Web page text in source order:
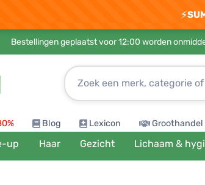
⚡
Bestellingen geplaatst voor 12:00 worden
Blog Lexicon Groothandel
up Haar Gezicht Lichaam &